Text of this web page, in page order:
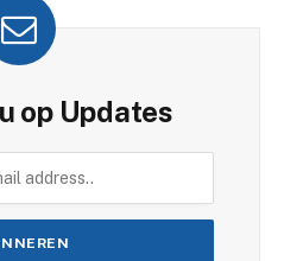
op Updates